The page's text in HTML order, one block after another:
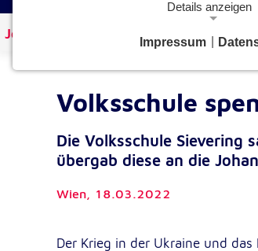
Johanniter Österreich Aktuelles
Volksschule
Die Volksschule Sievering
übergab diese an die
Wien, 18.03.2022
Der Krieg in der Ukraine und
Details anzeigen
Notwendige Cookies ermöglichen
und sind für die einwandfreie
erforderlich.
Google Analytics Opt-Out-Cookie
Analytics Opt-Out
Impressum